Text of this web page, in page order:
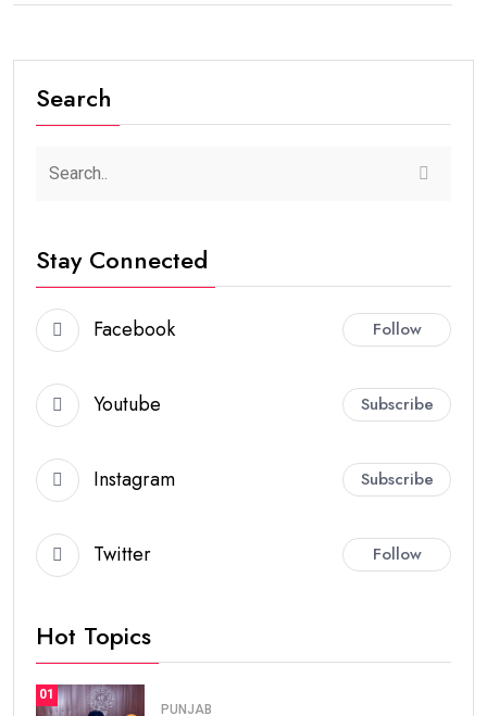
Search
Stay Connected
Facebook Follow
Youtube Subscribe
Instagram Subscribe
Twitter Follow
Hot Topics
01
PUNJAB